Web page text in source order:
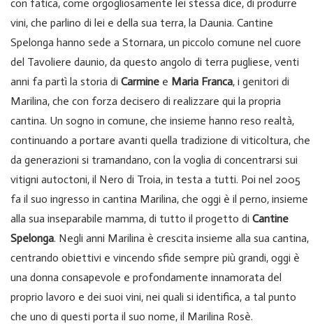
con fatica, come orgogliosamente lei stessa dice, di produrre
vini, che parlino di lei e della sua terra, la Daunia. Cantine
Spelonga hanno sede a Stornara, un piccolo comune nel cuore
del Tavoliere daunio, da questo angolo di terra pugliese, venti
anni fa partì la storia di Carmine e Maria Franca, i genitori di
Marilina, che con forza decisero di realizzare qui la propria
cantina. Un sogno in comune, che insieme hanno reso realtà,
continuando a portare avanti quella tradizione di viticoltura, che
da generazioni si tramandano, con la voglia di concentrarsi sui
vitigni autoctoni, il Nero di Troia, in testa a tutti. Poi nel 2005
fa il suo ingresso in cantina Marilina, che oggi è il perno, insieme
alla sua inseparabile mamma, di tutto il progetto di Cantine
Spelonga. Negli anni Marilina è crescita insieme alla sua cantina,
centrando obiettivi e vincendo sfide sempre più grandi, oggi è
una donna consapevole e profondamente innamorata del
proprio lavoro e dei suoi vini, nei quali si identifica, a tal punto
che uno di questi porta il suo nome, il Marilina Rosè.